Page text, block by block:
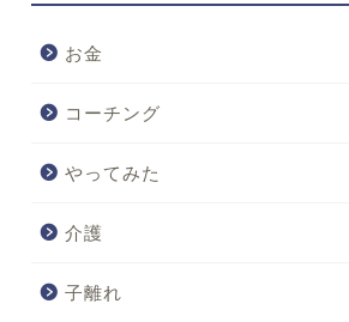
お金
コーチング
やってみた
介護
子離れ